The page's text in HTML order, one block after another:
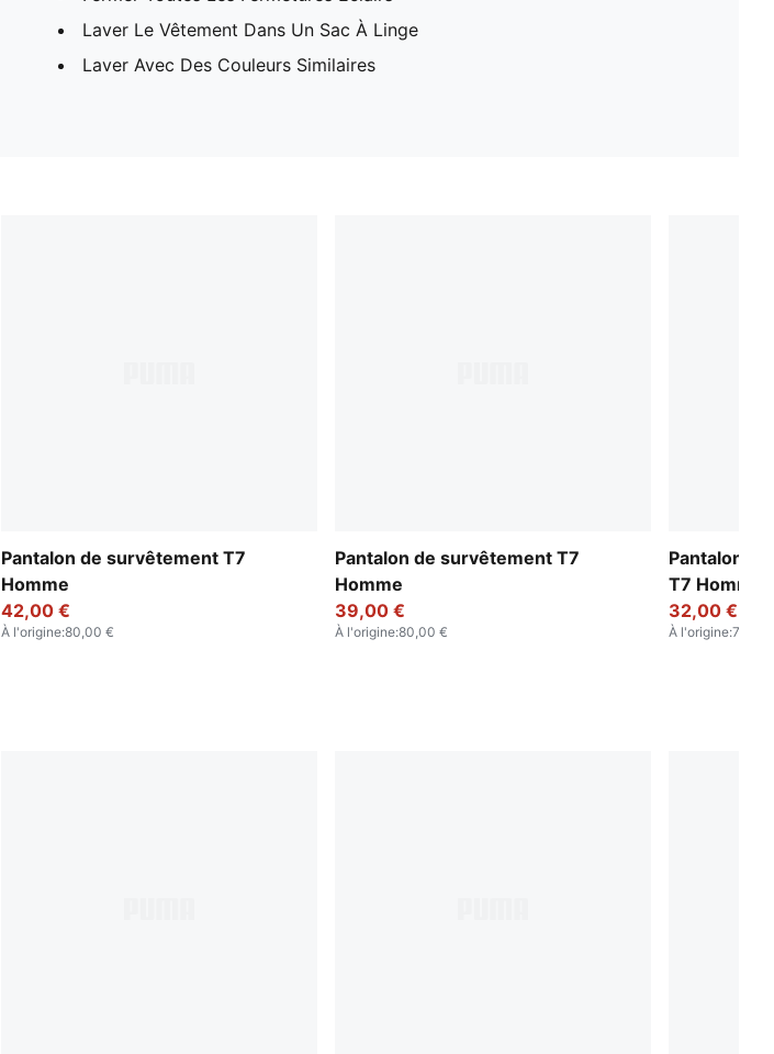
Laver Le Vêtement Dans Un Sac À Linge
Laver Avec Des Couleurs Similaires
Pantalon de survêtement T7
Homme
42,00 €
À l'origine:80,00 €
Pantalon de survêtement T7
Homme
39,00 €
À l'origine:80,00 €
Pantalon
T7 Homme
32,00 €
À l'origine:70,00